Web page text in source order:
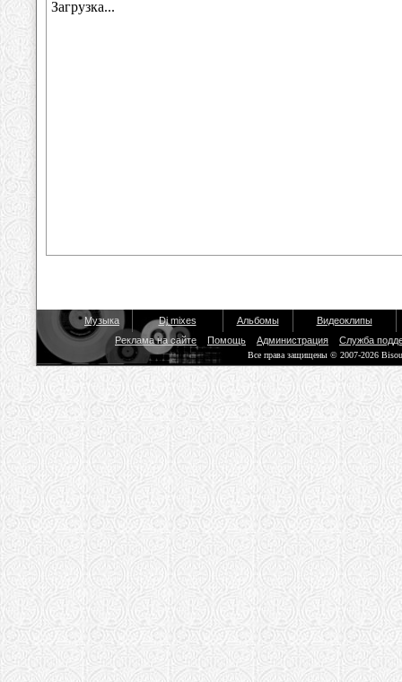
Музыка Dj mixes Альбомы
Видеоклипы
Реклама на сайте
Помощь Администрация Служба
Все права защищены © 2007-2026